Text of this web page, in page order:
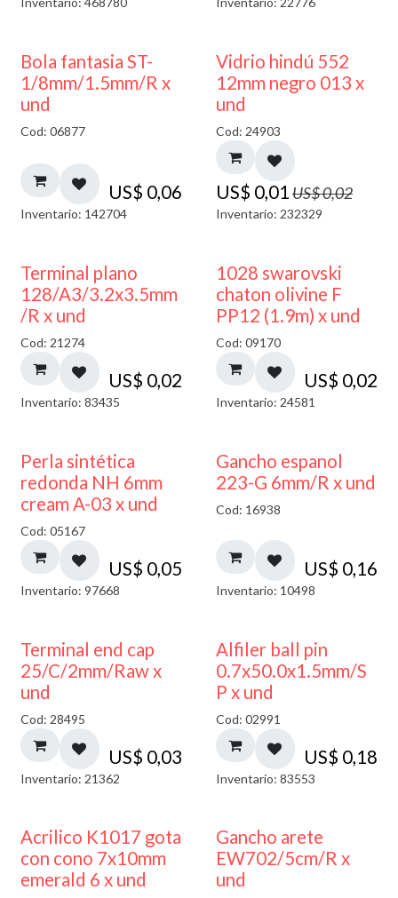
Bola fantasia ST-
1/8mm/1.5mm/R x
und
Cod: 06877
US$ 0,06
Inventario: 142704
40% DESCUENTO
Vidrio hindú 552
12mm negro 013 x
und
Cod: 24903
US$ 0,01US$0,02
Inventario: 232329
Terminal plano
128/A3/3.2x3.5mm
/R x und
Cod: 21274
US$ 0,02
Inventario: 83435
1028 swarovski
chaton olivine F
PP12 (1.9m) x und
Cod: 09170
US$ 0,02
Inventario: 24581
Perla sintética
redonda NH 6mm
cream A-03 x und
Cod: 05167
US$ 0,05
Inventario: 97668
Gancho espanol
223-G 6mm/R x und
Cod: 16938
US$ 0,16
Inventario: 10498
Terminal end cap
25/C/2mm/Raw x
und
Cod: 28495
US$ 0,03
Inventario: 21362
Alfiler ball pin
0.7x50.0x1.5mm/S
P x und
Cod: 02991
US$ 0,18
Inventario: 83553
Acrilico K1017 gota
con cono 7x10mm
emerald 6 x und
Gancho arete
EW702/5cm/R x
und